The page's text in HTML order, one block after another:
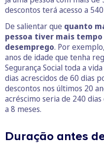
descontos terá acesso a
De salientar que quanto
pessoa tiver mais
desemprego. Por
anos de idade que tenha
Segurança Social toda a
dias acrescidos de 60 dias
descontos nos últimos 20
acréscimo seria de 240
a 8 meses.
Duração antes